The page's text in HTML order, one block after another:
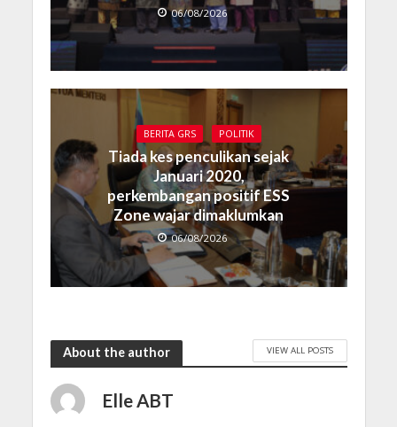
06/08/2026
BERITA GRS POLITIK
Tiada kes penculikan sejak
Januari 2020,
perkembangan positif ESS
Zone wajar dimaklumkan
06/08/2026
About the author VIEW ALL POSTS
Elle ABT